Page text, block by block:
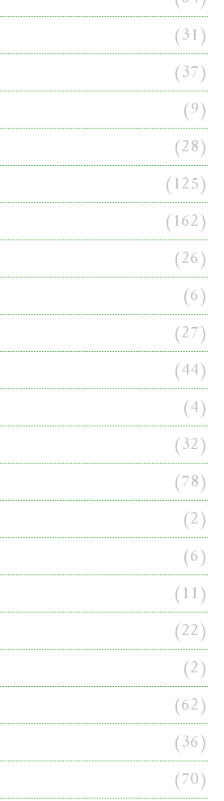
(31)
(37)
(9)
(28)
(125)
(162)
(26)
(6)
(27)
(44)
(4)
(32)
(78)
(2)
(6)
(11)
(22)
(2)
(62)
(36)
(70)